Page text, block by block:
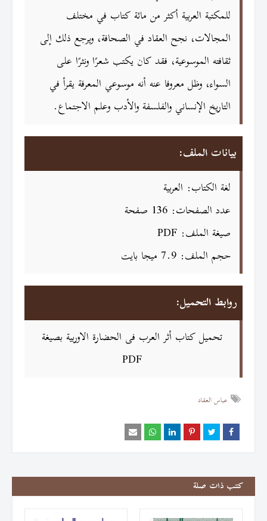
للمكتبة العربية أكثر من مائة كتاب في مختلف
المجالات، نجح العقاد في الصحافة، ويرجع ذلك إلى
ثقافته الموسوعية، فقد كان يكتب شعرًا ونثرًا على
السواء، وظل معروفا عنه أنه موسوعي المعرفة يقرأ في
التاريخ الإنساني والفلسفة والأدب وعلم الاجتماع.
بيانات الملف:
لغة الكتاب: العربية
عدد الصفحات: 136 صفحة
صيغة الملف: PDF
حجم الملف: 7.9 ميجا بايت
روابط التحميل:
تحميل كتاب أثر العرب فى الحضارة الاوربية بصيغة
PDF
عباس العقاد
كتب ذات صلة